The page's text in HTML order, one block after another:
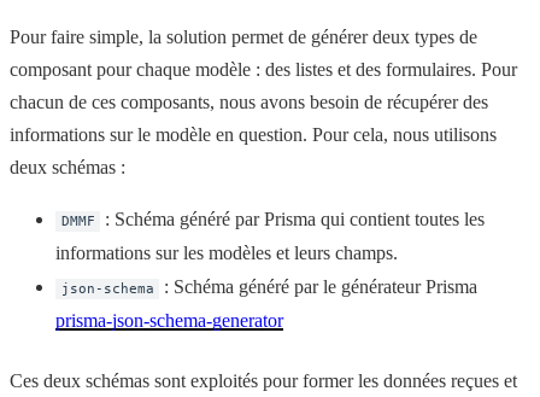
Pour faire simple, la solution permet de générer deux types de
composant pour chaque modèle : des listes et des formulaires. Pour
chacun de ces composants, nous avons besoin de récupérer des
informations sur le modèle en question. Pour cela, nous utilisons
deux schémas :
DMMF
: Schéma généré par Prisma qui contient toutes les
informations sur les modèles et leurs champs.
json-schema
: Schéma généré par le générateur Prisma
prisma-json-schema-generator
Ces deux schémas sont exploités pour former les données reçues et